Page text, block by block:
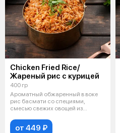
Chicken Fried Rice/
Жареный рис с курицей
400 гр
Ароматный обжаренный в воке
рис басмати со специями,
смесью свежих овощей из
от 449 ₽